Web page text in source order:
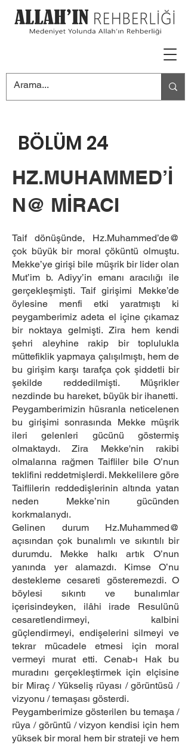
BÖLÜM 24
HZ.MUHAMMED’İ
N@ MİRACI
Taif dönüşünde, Hz.Muhammed’de@
çok büyük bir moral çöküntü olmuştu.
Mekke’ye girişi bile müşrik bir lider olan
Mut’im b. Adiyy’in emanı aracılığı ile
gerçekleşmişti. Taif girişimi Mekke’de
öylesine menfi etki yaratmıştı ki
peygamberimiz adeta el içine çıkamaz
bir noktaya gelmişti. Zira hem kendi
şehri aleyhine rakip bir toplulukla
müttefiklik yapmaya çalışılmıştı, hem de
bu girişim karşı tarafça çok şiddetli bir
şekilde reddedilmişti. Müşrikler
nezdinde bu hareket, büyük bir ihanetti.
Peygamberimizin hüsranla neticelenen
bu girişimi sonrasında Mekke müşrik
ileri gelenleri gücünü göstermiş
olmaktaydı. Zira Mekke'nin rakibi
olmalarına rağmen Taifliler bile O’nun
teklifini reddetmişlerdi. Mekkelilere göre
Taiflilerin reddedişlerinin altında yatan
neden Mekke’nin gücünden
korkmalarıydı.
Gelinen durum Hz.Muhammed@
açısından çok bunalımlı ve sıkıntılı bir
durumdu. Mekke halkı artık O’nun
yanında yer alamazdı. Kimse O’nu
destekleme cesareti gösteremezdi. O
böylesi sıkıntı ve bunalımlar
içerisindeyken, ilâhi irade Resulünü
cesaretlendirmeyi, kalbini
güçlendirmeyi, endişelerini silmeyi ve
tekrar mücadele etmesi için moral
vermeyi murat etti. Cenab-ı Hak bu
muradını gerçekleştirmek için elçisine
bir Miraç / Yükseliş rüyası / görüntüsü /
vizyonu / temaşası gösterdi.
Peygamberimize gösterilen bu temaşa /
rüya / görüntü / vizyon kendisi için hem
yüksek bir moral hem bir strateji ve hem